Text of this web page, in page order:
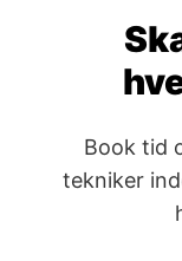
Book tid
tekniker